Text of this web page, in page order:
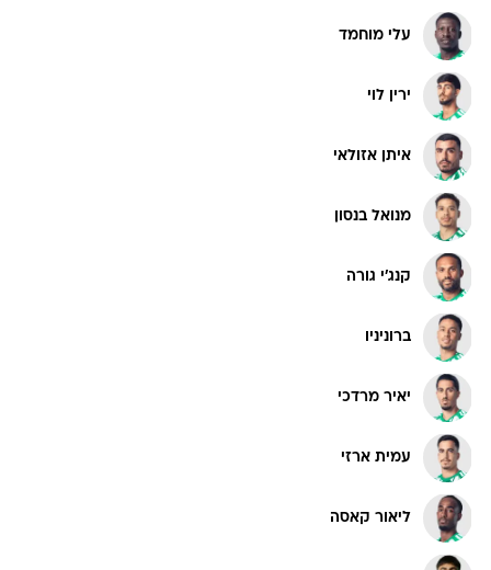
עלי מוחמד
ירין לוי
איתן אזולאי
מנואל בנסון
קנג'י גורה
ברוניניו
יאיר מרדכי
עמית ארזי
ליאור קאסה